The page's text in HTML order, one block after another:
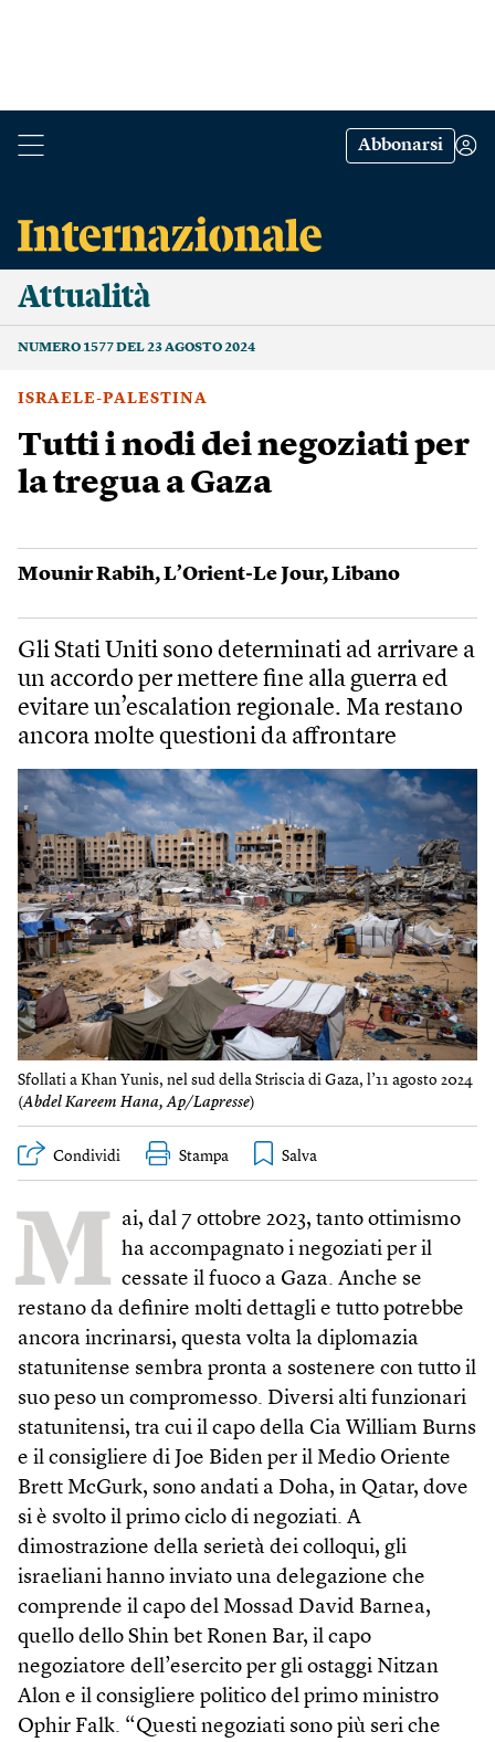
Abbonarsi
Attualità
NUMERO 1577 DEL 23 AGOSTO 2024
ISRAELE-PALESTINA
Tutti i nodi dei negoziati per
la tregua a Gaza
Mounir Rabih,L’Orient-Le Jour,Libano
Gli Stati Uniti sono determinati ad arrivare a
un accordo per mettere fine alla guerra ed
evitare un’escalation regionale. Ma restano
ancora molte questioni da affrontare
Sfollati a Khan Yunis, nel sud della Striscia di Gaza, l’11 agosto 2024
(Abdel Kareem Hana, Ap/Lapresse)
Condividi Stampa
M ai, dal 7 ottobre 2023, tanto ottimismo
ha accompagnato i negoziati per il
cessate il fuoco a Gaza. Anche se
restano da definire molti dettagli e tutto potrebbe
ancora incrinarsi, questa volta la diplomazia
statunitense sembra pronta a sostenere con tutto il
suo peso un compromesso. Diversi alti funzionari
statunitensi, tra cui il capo della Cia William Burns
e il consigliere di Joe Biden per il Medio Oriente
Brett McGurk, sono andati a Doha, in Qatar, dove
si è svolto il primo ciclo di negoziati. A
dimostrazione della serietà dei colloqui, gli
israeliani hanno inviato una delegazione che
comprende il capo del Mossad David Barnea,
quello dello Shin bet Ronen Bar, il capo
negoziatore dell’esercito per gli ostaggi Nitzan
Alon e il consigliere politico del primo ministro
Ophir Falk. “Questi negoziati sono più seri che